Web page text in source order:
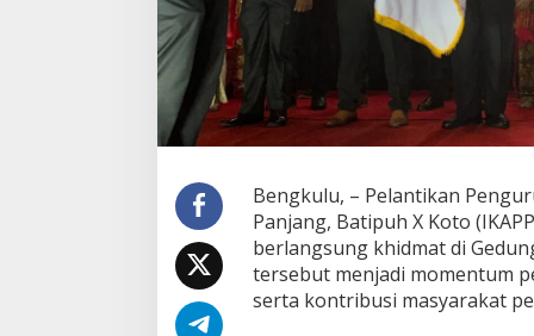
Bengkulu, – Pelantikan
Panjang, Batipuh X Koto
berlangsung khidmat di
tersebut menjadi momentum
serta kontribusi masyarakat